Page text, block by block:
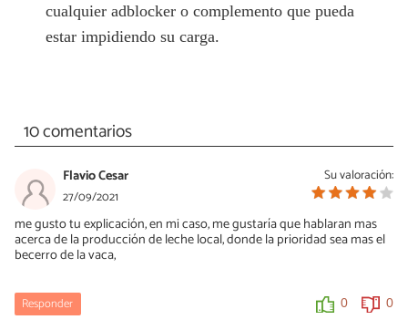
cualquier adblocker o complemento que pueda
estar impidiendo su carga.
10 comentarios
Su valoración:
Flavio Cesar
27/09/2021
me gusto tu explicación, en mi caso, me gustaría que hablaran mas
acerca de la producción de leche local, donde la prioridad sea mas el
becerro de la vaca,
Responder 0 0